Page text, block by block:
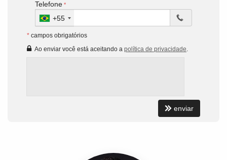
Telefone
+55
* campos obrigatórios
Ao enviar você está aceitando a política de privacidade
enviar